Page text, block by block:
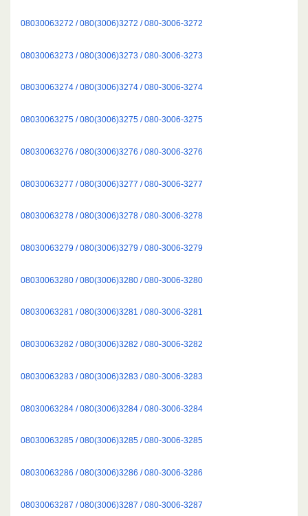
08030063272 / 080(3006)3272 / 080-3006-3272
08030063273 / 080(3006)3273 / 080-3006-3273
08030063274 / 080(3006)3274 / 080-3006-3274
08030063275 / 080(3006)3275 / 080-3006-3275
08030063276 / 080(3006)3276 / 080-3006-3276
08030063277 / 080(3006)3277 / 080-3006-3277
08030063278 / 080(3006)3278 / 080-3006-3278
08030063279 / 080(3006)3279 / 080-3006-3279
08030063280 / 080(3006)3280 / 080-3006-3280
08030063281 / 080(3006)3281 / 080-3006-3281
08030063282 / 080(3006)3282 / 080-3006-3282
08030063283 / 080(3006)3283 / 080-3006-3283
08030063284 / 080(3006)3284 / 080-3006-3284
08030063285 / 080(3006)3285 / 080-3006-3285
08030063286 / 080(3006)3286 / 080-3006-3286
08030063287 / 080(3006)3287 / 080-3006-3287